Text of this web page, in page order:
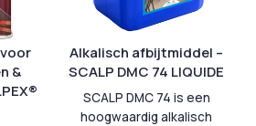
&
Alkalisch afbijtmiddel –
SCALP DMC 74 LIQUIDE
SCALP DMC 74 is een
hoogwaardig alkalisch